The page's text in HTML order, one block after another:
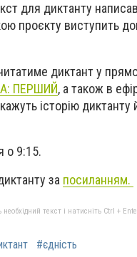
для диктанту
проєкту виступить
диктант у
ПЕРШИЙ, а також в
історію
о 9:15.
за посиланням.
текст і натисніть Ctrl +
#єдність